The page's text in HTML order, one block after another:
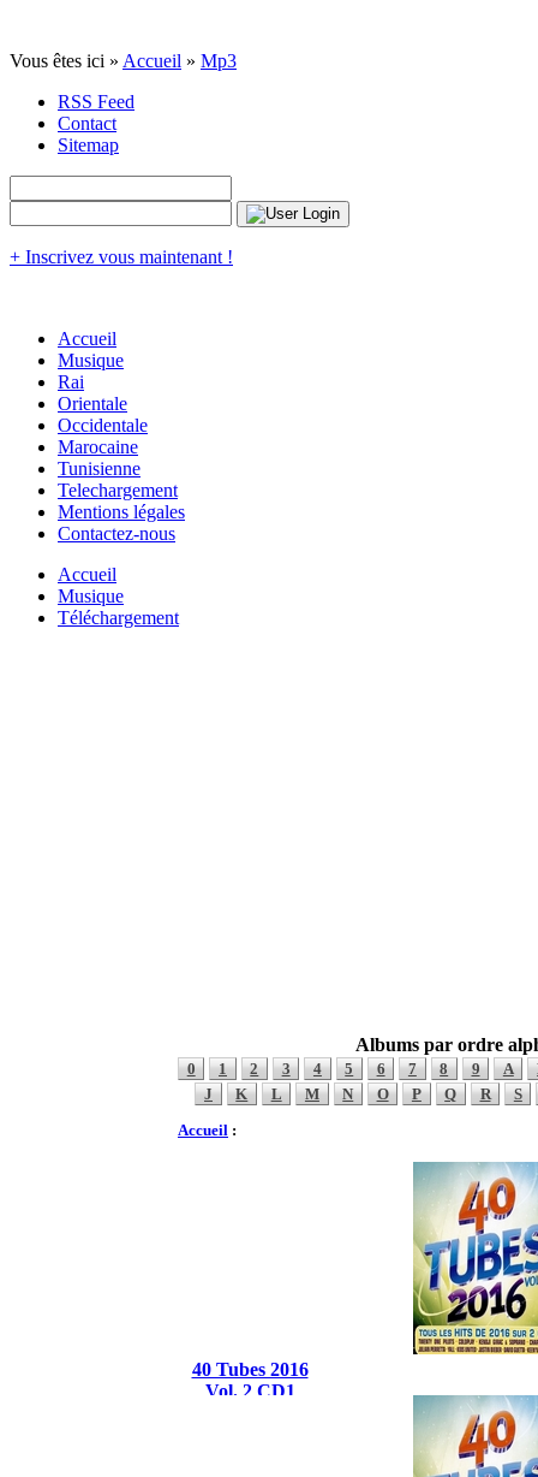
Vous êtes ici » Accueil » Mp3
RSS Feed
Contact
Sitemap
+ Inscrivez vous maintenant !
Accueil
Musique
Rai
Orientale
Occidentale
Marocaine
Tunisienne
Telechargement
Mentions légales
Contactez-nous
Accueil
Musique
Téléchargement
Albums par ordre
0 1 2 3 4 5 6 7 8 9 A
J
K L M N O P Q R
S
Accueil :
40 Tubes 2016
Vol. 2 CD1